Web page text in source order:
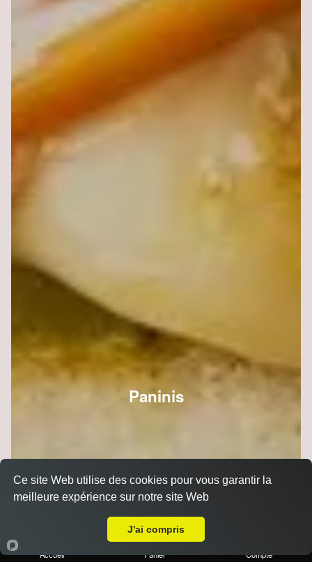
Paninis
Accueil Panier Compte
Ce site Web utilise des cookies pour vous garantir la
meilleure expérience sur notre site Web
J'ai compris